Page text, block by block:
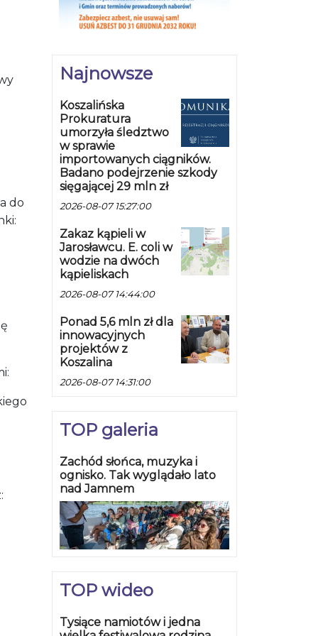
do
Najnowsze
Koszalińska
Prokuratura
umorzyła śledztwo
w sprawie
importowanych ciągników.
Badano podejrzenie szkody
sięgającej 29 mln zł
2026-08-07 15:27:00
Zakaz kąpieli w
Jarosławcu. E. coli w
wodzie na dwóch
kąpieliskach
2026-08-07 14:44:00
Ponad 5,6 mln zł dla
innowacyjnych
projektów z
Koszalina
2026-08-07 14:31:00
TOP galeria
Zachód słońca, muzyka i
ognisko. Tak wyglądało lato
nad Jamnem
TOP wideo
Tysiące namiotów i jedna